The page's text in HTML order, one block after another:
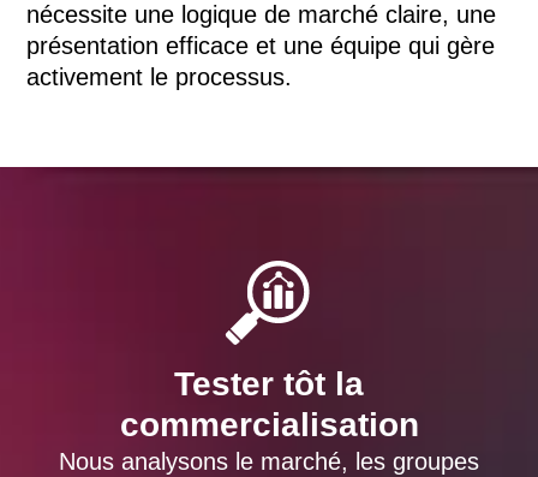
nécessite une logique de marché claire, une
présentation efficace et une équipe qui gère
activement le processus.
Tester tôt la
commercialisation
Nous analysons le marché, les groupes